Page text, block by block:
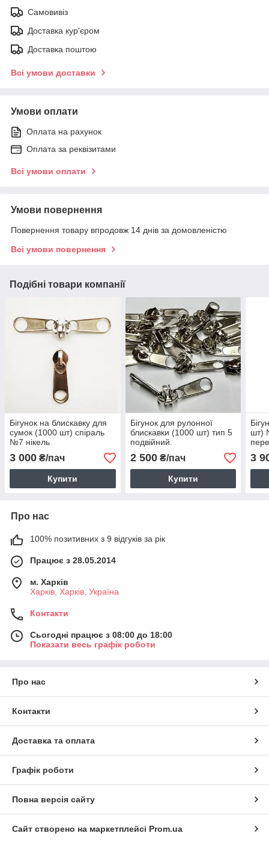
Самовивіз
Доставка кур'єром
Доставка поштою
Всі умови доставки
Умови оплати
Оплата на рахунок
Оплата за реквізитами
Всі умови оплати
Умови повернення
Повернення товару впродовж 14 днів за домовленістю
Всі умови повернення
Подібні товари компанії
Бігунок на блискавку для
сумок (1000 шт) спіраль
№7 нікель
3 000 ₴/пач
Купити
Бігунок для рулонної
блискавки (1000 шт) тип 5
подвійний.
2 500₴/пач
Купити
шт)
3
Про нас
100% позитивних з 9 відгуків за рік
Працює з 28.05.2014
м. Харків
Харків, Харків, Україна
Контакти
Сьогодні працює з 08:00 до 18:00
Показати весь графік роботи
Про нас
Контакти
Доставка та оплата
Графік роботи
Повна версія сайту
Сайт створено на маркетплейсі Prom.ua